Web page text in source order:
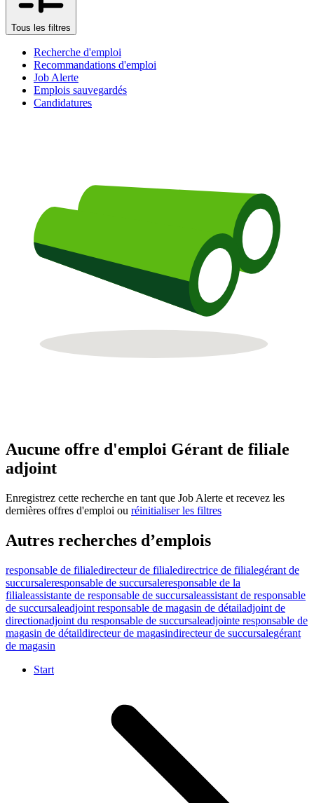
Tous les filtres
Recherche d'emploi
Recommandations d'emploi
Job Alerte
Emplois sauvegardés
Candidatures
Aucune offre d'emploi Gérant de filiale
adjoint
Enregistrez cette recherche en tant que Job Alerte et recevez les
dernières offres d'emploi ou réinitialiser les filtres
Autres recherches d’emplois
responsable de filialedirecteur de filialedirectrice de filialegérant de
succursaleresponsable de succursaleresponsable de la
filialeassistante de responsable de succursaleassistant de responsable
de succursaleadjoint responsable de magasin de détailadjoint de
directionadjoint du responsable de succursaleadjointe responsable de
magasin de détaildirecteur de magasindirecteur de succursalegérant
de magasin
Start